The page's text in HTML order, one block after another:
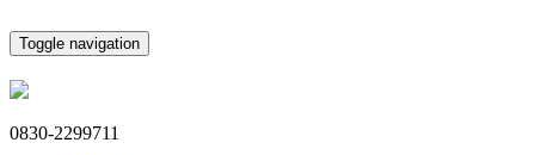
Toggle navigation
0830-2299711